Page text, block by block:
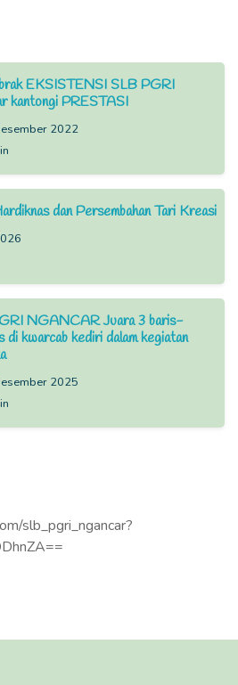
EKSISTENSI SLB PGRI
kantongi PRESTASI
2022
dan Persembahan Tari Kreasi
NGANCAR Juara 3 baris-
di kwarcab kediri dalam kegiatan
2025
slb_pgri_ngancar?